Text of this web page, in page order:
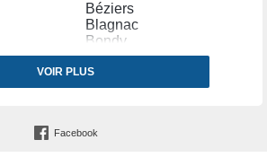
Béziers
Blagnac
Bondy
Bourg en Bresse
Brétigny sur Orge
Bron
Chambéry
VOIR PLUS
Facebook